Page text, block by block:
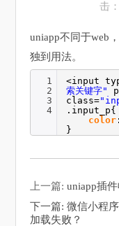
击
uniapp不同于web
独到用法。
1
2
3
4
<input
索关键字"
class=
.input_p{
color
}
上一篇:uniapp插
下一篇:微信小程
加载失败？